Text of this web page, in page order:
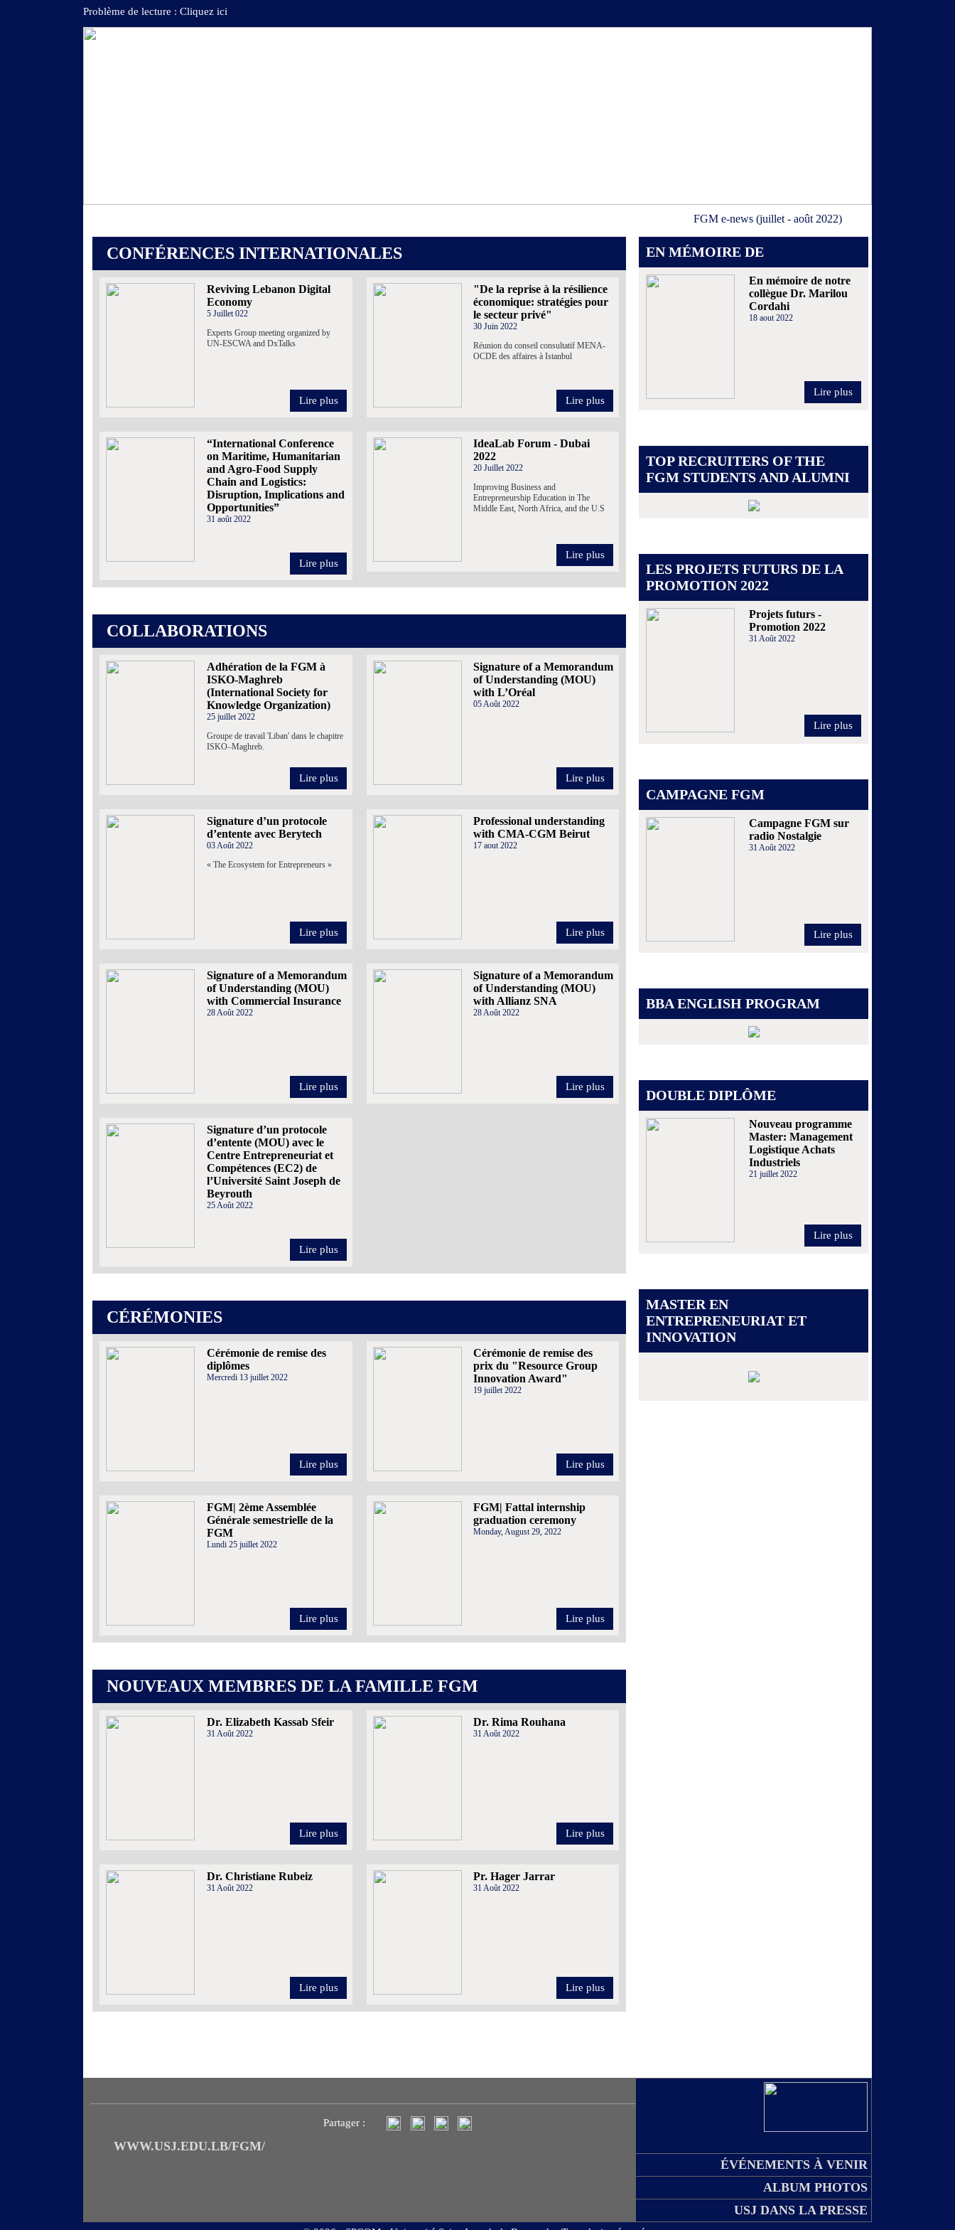
Problème de lecture : Cliquez ici
FGM e-news (juillet - août 2022)
CONFÉRENCES INTERNATIONALES
Reviving Lebanon Digital
Economy
5 Juillet 022
Experts Group meeting organized by
UN-ESCWA and DxTalks
Lire plus
"De la reprise à la résilience
économique: stratégies pour
le secteur privé"
30 Juin 2022
Réunion du conseil consultatif MENA-
OCDE des affaires à Istanbul
Lire plus
“International Conference
on Maritime, Humanitarian
and Agro-Food Supply
Chain and Logistics:
Disruption, Implications and
Opportunities”
31 août 2022
Lire plus
IdeaLab Forum - Dubai
2022
20 Juillet 2022
Improving Business and
Entrepreneurship Education in The
Middle East, North Africa, and the U.S
Lire plus
COLLABORATIONS
Adhération de la FGM à
ISKO-Maghreb
(International Society for
Knowledge Organization)
25 juillet 2022
Groupe de travail 'Liban' dans le chapitre
ISKO–Maghreb.
Lire plus
Signature of a Memorandum
of Understanding (MOU)
with L’Oréal
05 Août 2022
Lire plus
Signature d’un protocole
d’entente avec Berytech
03 Août 2022
« The Ecosystem for Entrepreneurs »
Lire plus
Professional understanding
with CMA-CGM Beirut
17 aout 2022
Lire plus
Signature of a Memorandum
of Understanding (MOU)
with Commercial Insurance
28 Août 2022
Lire plus
Signature of a Memorandum
of Understanding (MOU)
with Allianz SNA
28 Août 2022
Lire plus
Signature d’un protocole
d’entente (MOU) avec le
Centre Entrepreneuriat et
Compétences (EC2) de
l’Université Saint Joseph de
Beyrouth
25 Août 2022
Lire plus
CÉRÉMONIES
Cérémonie de remise des
diplômes
Mercredi 13 juillet 2022
Lire plus
Cérémonie de remise des
prix du "Resource Group
Innovation Award"
19 juillet 2022
Lire plus
FGM| 2ème Assemblée
Générale semestrielle de la
FGM
Lundi 25 juillet 2022
Lire plus
FGM| Fattal internship
graduation ceremony
Monday, August 29, 2022
Lire plus
NOUVEAUX MEMBRES DE LA FAMILLE FGM
Dr. Elizabeth Kassab Sfeir
31 Août 2022
Lire plus
Dr. Rima Rouhana
31 Août 2022
Lire plus
Dr. Christiane Rubeiz
31 Août 2022
Lire plus
Pr. Hager Jarrar
31 Août 2022
Lire plus
EN MÉMOIRE DE
En mémoire de notre
collègue Dr. Marilou
Cordahi
18 aout 2022
Lire plus
TOP RECRUITERS OF THE
FGM STUDENTS AND ALUMNI
LES PROJETS FUTURS DE LA
PROMOTION 2022
Projets futurs -
Promotion 2022
31 Août 2022
Lire plus
CAMPAGNE FGM
Campagne FGM sur
radio Nostalgie
31 Août 2022
Lire plus
BBA ENGLISH PROGRAM
DOUBLE DIPLÔME
Nouveau programme
Master: Management
Logistique Achats
Industriels
21 juillet 2022
Lire plus
MASTER EN
ENTREPRENEURIAT ET
INNOVATION
ÉVÉNEMENTS À VENIR
ALBUM PHOTOS
USJ DANS LA PRESSE
WWW.USJ.EDU.LB/FGM/
Partager :